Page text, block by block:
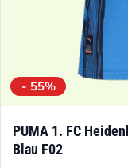
- 55%
PUMA 1. FC
Blau F02